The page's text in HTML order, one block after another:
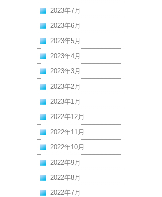
2023年7月
2023年6月
2023年5月
2023年4月
2023年3月
2023年2月
2023年1月
2022年12月
2022年11月
2022年10月
2022年9月
2022年8月
2022年7月